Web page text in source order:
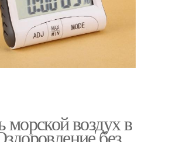
морской воздух в